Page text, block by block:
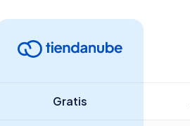
Gratis